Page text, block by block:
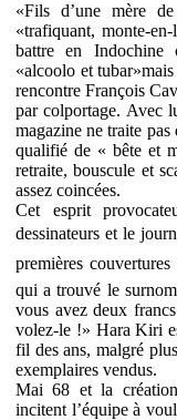
«Fils d’une mère
«trafiquant, monte-
battre en Indochine
«alcoolo et
rencontre François
par colportage. Avec
magazine ne traite
qualifié de « bête et
retraite, bouscule et
assez coincées.
Cet esprit
dessinateurs et le
premières couvertures
qui a trouvé le
vous avez deux
volez-le !» Hara Kiri
fil des ans, malgré
exemplaires vendus.
Mai 68 et la
incitent l’équipe à